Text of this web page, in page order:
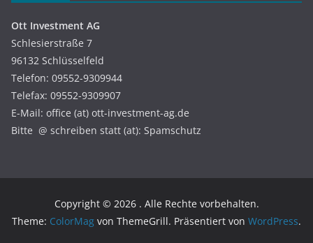
Ott Investment AG
Schlesierstraße 7
96132 Schlüsselfeld
Telefon: 09552-9309944
Telefax: 09552-9309907
E-Mail: office (at) ott-investment-ag.de
Bitte @ schreiben statt (at): Spamschutz
Copyright © 2026 . Alle Rechte vorbehalten.
Theme: ColorMag von ThemeGrill. Präsentiert von WordPress.